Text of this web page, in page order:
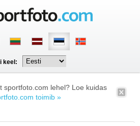
keel:
sportfoto.com lehel? Loe kuidas
toimib »